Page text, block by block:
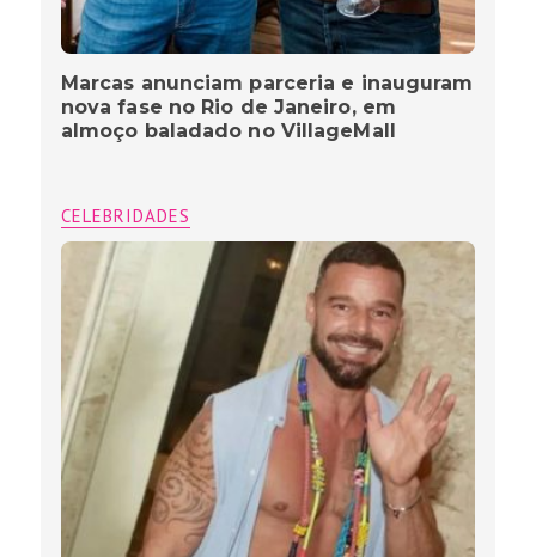
Marcas anunciam parceria e inauguram
nova fase no Rio de Janeiro, em
almoço baladado no VillageMall
CELEBRIDADES